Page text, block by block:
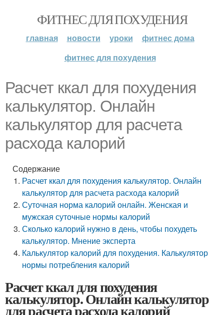
ФИТНЕС ДЛЯ ПОХУДЕНИЯ
главная новости уроки
фитнес дома
фитнес для похудения
Расчет ккал для похудения
калькулятор. Онлайн
калькулятор для расчета
расхода калорий
Содержание
Расчет ккал для похудения калькулятор. Онлайн
калькулятор для расчета расхода калорий
Суточная норма калорий онлайн. Женская и
мужская суточные нормы калорий
Сколько калорий нужно в день, чтобы похудеть
калькулятор. Мнение эксперта
Калькулятор калорий для похудения. Калькулятор
нормы потребления калорий
Расчет ккал для похудения
калькулятор. Онлайн калькулятор
для расчета расхода калорий